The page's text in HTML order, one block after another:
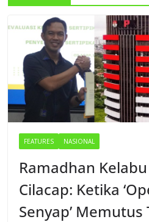
FEATURES NASIONAL
Ramadhan
Cilacap: Ketika
Senyap’ Memutus